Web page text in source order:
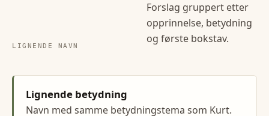
LIGNENDE NAVN
Forslag gruppert etter
opprinnelse, betydning
og første bokstav.
Lignende betydning
Navn med samme betydningstema som Kurt.